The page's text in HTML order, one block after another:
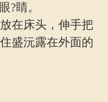
?睛。
在床头，伸手把
盛沅露在外面的